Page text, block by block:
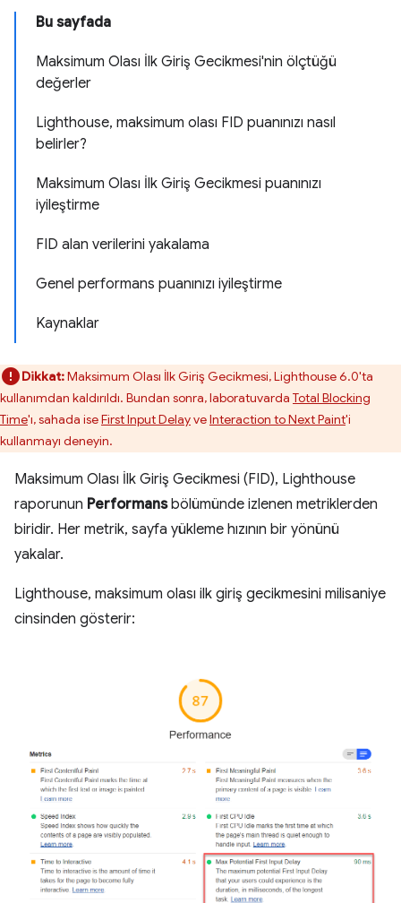
Bu sayfada
Maksimum Olası İlk Giriş Gecikmesi'nin ölçtüğü
değerler
Lighthouse, maksimum olası FID puanınızı nasıl
belirler?
Maksimum Olası İlk Giriş Gecikmesi puanınızı
iyileştirme
FID alan verilerini yakalama
Genel performans puanınızı iyileştirme
Kaynaklar
Dikkat:Maksimum Olası İlk Giriş Gecikmesi, Lighthouse 6.0'ta
kullanımdan kaldırıldı. Bundan sonra, laboratuvarda Total Blocking
Time'ı, sahada iseFirst Input DelayveInteraction to Next Paint'i
kullanmayı deneyin.
Maksimum Olası İlk Giriş Gecikmesi (FID), Lighthouse
raporunun Performansbölümünde izlenen metriklerden
biridir. Her metrik, sayfa yükleme hızının bir yönünü
yakalar.
Lighthouse, maksimum olası ilk giriş gecikmesini milisaniye
cinsinden gösterir: